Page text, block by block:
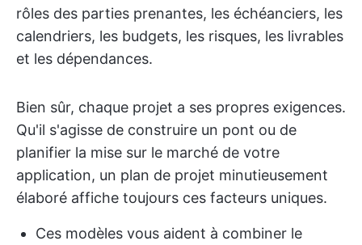
rôles des parties prenantes, les échéanciers, les
calendriers, les budgets, les risques, les livrables
et les dépendances.
Bien sûr, chaque projet a ses propres exigences.
Qu'il s'agisse de construire un pont ou de
planifier la mise sur le marché de votre
application, un plan de projet minutieusement
élaboré affiche toujours ces facteurs uniques.
Ces modèles vous aident à combiner le